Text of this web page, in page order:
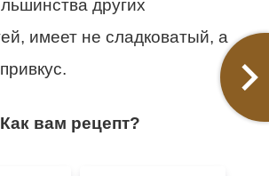
других
имеет не сладковатый, а
Как вам рецепт?